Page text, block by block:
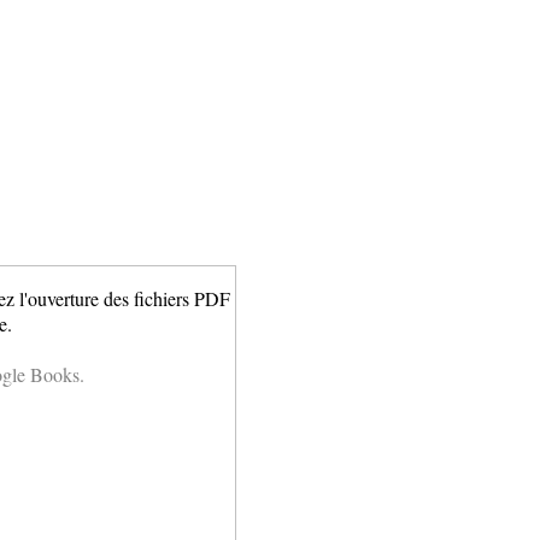
l'ouverture des fichiers PDF
Books.